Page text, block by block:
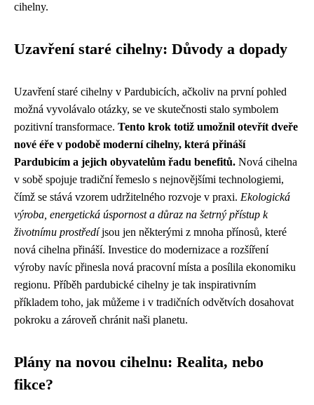
cihelny.
Uzavření staré cihelny: Důvody a dopady
Uzavření staré cihelny v Pardubicích, ačkoliv na první pohled
možná vyvolávalo otázky, se ve skutečnosti stalo symbolem
pozitivní transformace. Tento krok totiž umožnil otevřít dveře
nové éře v podobě moderní cihelny, která přináší
Pardubicím a jejich obyvatelům řadu benefitů. Nová cihelna
v sobě spojuje tradiční řemeslo s nejnovějšími technologiemi,
čímž se stává vzorem udržitelného rozvoje v praxi. Ekologická
výroba, energetická úspornost a důraz na šetrný přístup k
životnímu prostředíjsou jen některými z mnoha přínosů, které
nová cihelna přináší. Investice do modernizace a rozšíření
výroby navíc přinesla nová pracovní místa a posílila ekonomiku
regionu. Příběh pardubické cihelny je tak inspirativním
příkladem toho, jak můžeme i v tradičních odvětvích dosahovat
pokroku a zároveň chránit naši planetu.
Plány na novou cihelnu: Realita, nebo
fikce?